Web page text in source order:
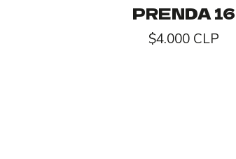
PRENDA 16
$4.000 CLP